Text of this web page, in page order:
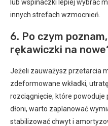
lub wspinaczki lepiej wybrać
innych strefach wzmocnień.
6. Po czym
rękawiczki na
Jeżeli zauważysz przetarcia
zdeformowane wkładki,
rozciągnięcie, które powoduje
dłoni, warto zaplanować
stabilizować chwyt i